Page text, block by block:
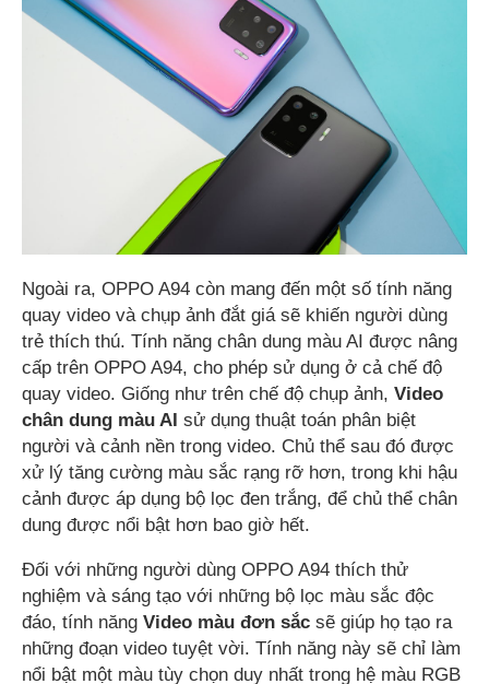
Ngoài ra, OPPO A94 còn mang đến một số tính năng
quay video và chụp ảnh đắt giá sẽ khiến người dùng
trẻ thích thú. Tính năng chân dung màu AI được nâng
cấp trên OPPO A94, cho phép sử dụng ở cả chế độ
quay video. Giống như trên chế độ chụp ảnh, Video
chân dung màu AI sử dụng thuật toán phân biệt
người và cảnh nền trong video. Chủ thể sau đó được
xử lý tăng cường màu sắc rạng rỡ hơn, trong khi hậu
cảnh được áp dụng bộ lọc đen trắng, để chủ thể chân
dung được nổi bật hơn bao giờ hết.
Đối với những người dùng OPPO A94 thích thử
nghiệm và sáng tạo với những bộ lọc màu sắc độc
đáo, tính năng Video màu đơn sắc sẽ giúp họ tạo ra
những đoạn video tuyệt vời. Tính năng này sẽ chỉ làm
nổi bật một màu tùy chọn duy nhất trong hệ màu RGB